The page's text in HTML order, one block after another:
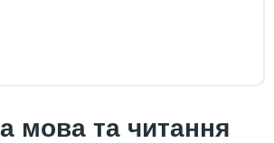
мова та читання